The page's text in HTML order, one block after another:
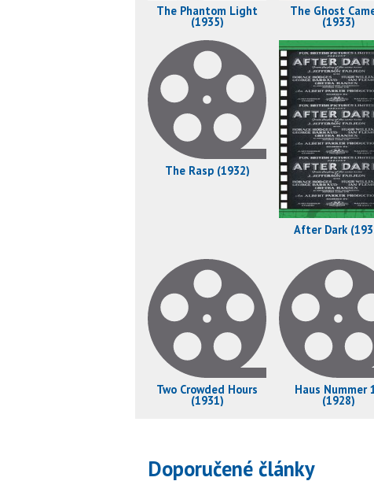
The Phantom Light
(1935)
The Ghost
(1933)
The Rasp (1932)
After Dark
Two Crowded Hours
(1931)
Haus Nummer
(1928)
Doporučené články